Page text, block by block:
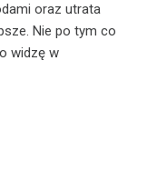
oraz utrata
Nie po tym co
widzę w